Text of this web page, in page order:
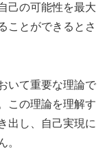
己の可能性を最大
ことができるとさ
いて重要な理論で
この理論を理解す
出し、自己実現に
。